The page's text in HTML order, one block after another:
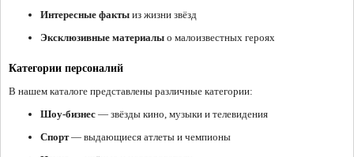
Интересные факты из жизни звёзд
Эксклюзивные материалы о малоизвестных героях
Категории персоналий
В нашем каталоге представлены различные категории:
Шоу-бизнес — звёзды кино, музыки и телевидения
Спорт— выдающиеся атлеты и чемпионы